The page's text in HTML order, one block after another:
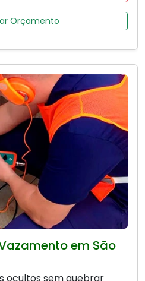
Orçamento
em São